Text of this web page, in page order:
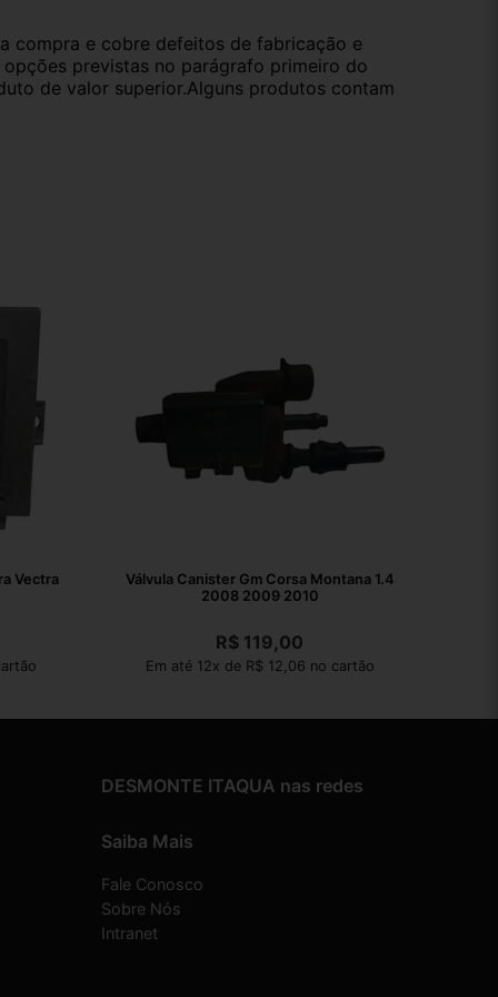
compra e cobre defeitos de fabricação e
previstas no parágrafo primeiro do
de valor superior.Alguns produtos contam
Vectra
Válvula Canister Gm Corsa Montana 1.4
2008 2009 2010
R$ 119,00
Em até 12x de R$ 12,06 no cartão
DESMONTE ITAQUA nas redes
Saiba Mais
Fale Conosco
Sobre Nós
Intranet